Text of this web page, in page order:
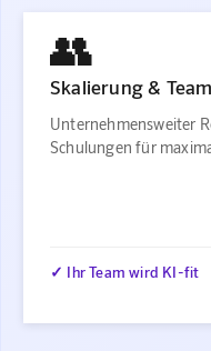
👥
Skalierung &
Unternehmensweiter
Schulungen für
✓ Ihr Team wird KI-fit